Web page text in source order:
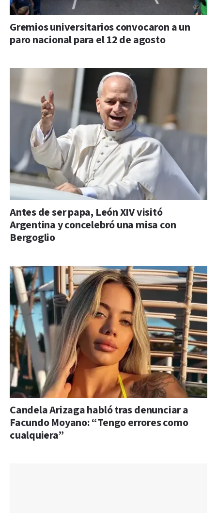
Gremios universitarios convocaron a un
paro nacional para el 12 de agosto
Antes de ser papa, León XIV visitó
Argentina y concelebró una misa con
Bergoglio
Candela Arizaga habló tras denunciar a
Facundo Moyano: “Tengo errores como
cualquiera”